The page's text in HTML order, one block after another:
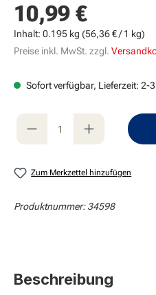
Regulärer Preis:
10,99 €
Inhalt: 0.195 kg (56,36 € / 1 kg)
Preise inkl. MwSt. zzgl.
Sofort verfügbar, Lieferzeit: 2-
Produkt Anzahl: Gib
Zum Merkzettel hinzufügen
Produktnummer:34598
Beschreibung